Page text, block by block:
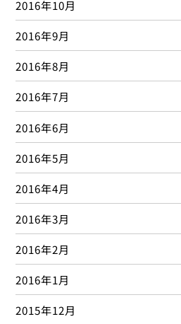
おしらせ(172)
しみずばし(184)
しみずばし、水泳、ケガ(2)
ゆがみ～る(1)
アスリート(26)
インディバ(38)
オスグット・シュラッター病(2)
ケガ(45)
ストレス(3)
ストレッチ(22)